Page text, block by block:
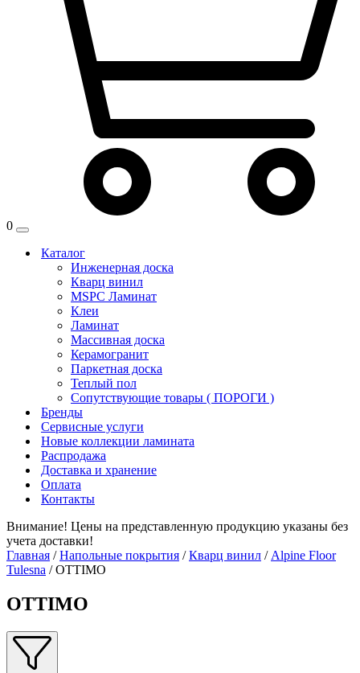
0
Каталог
Инженерная доска
Кварц винил
MSPC Ламинат
Клеи
Ламинат
Массивная доска
Керамогранит
Паркетная доска
Теплый пол
Сопутствующие товары ( ПОРОГИ )
Бренды
Сервисные услуги
Новые коллекции ламината
Распродажа
Доставка и хранение
Оплата
Контакты
Внимание! Цены на представленную продукцию указаны без
учета доставки!
Главная /Напольные покрытия /Кварц винил / Alpine Floor
Tulesna / OTTIMO
OTTIMO